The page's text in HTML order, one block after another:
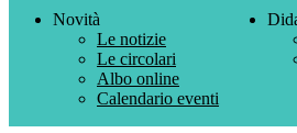
Novità
Le notizie
Le circolari
Albo online
Calendario eventi